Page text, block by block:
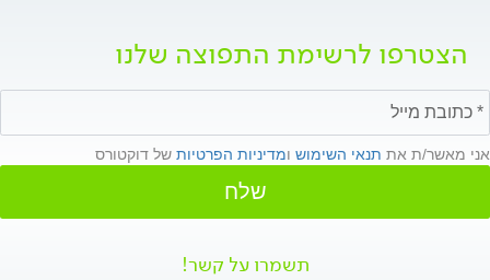
הצטרפו לרשימת התפוצה שלנו
אני מאשר/ת את תנאי השימוש ומדיניות הפרטיות של דוקטורס
שלח
תשמרו על קשר!